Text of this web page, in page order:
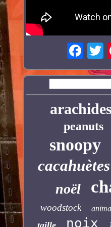
arachides
peanuts
snoopy
cacahuètes
noël
woodstock
noix